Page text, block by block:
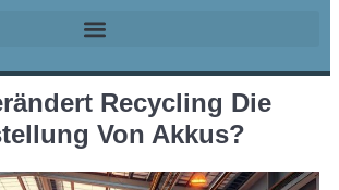
Recycling Die
Von Akkus?